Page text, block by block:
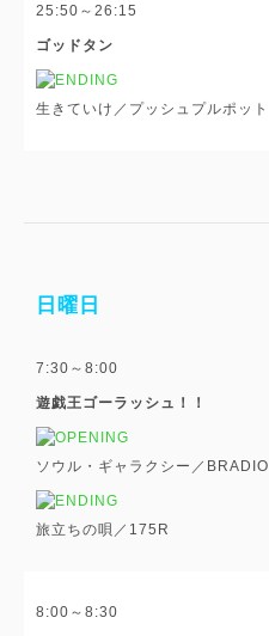
25:50～26:15
ゴッドタン
生きていけ／プッシュプルポット
日曜日
7:30～8:00
遊戯王ゴーラッシュ！！
ソウル・ギャラクシー／BRADIO
旅立ちの唄／175R
8:00～8:30